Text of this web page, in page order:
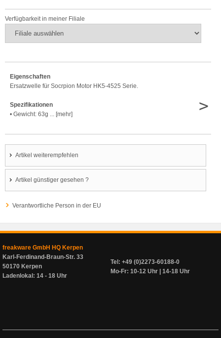
Verfügbarkeit in meiner Filiale
Eigenschaften
Ersatzwelle für Socrpion Motor HK5-4525 Serie.
Spezifikationen
• Gewicht: 63g ... [mehr]
>
Artikel weiterempfehlen
Artikel günstiger gesehen ?
Verantwortliche Person in der EU
freakware GmbH HQ Kerpen
Karl-Ferdinand-Braun-Str. 33
50170 Kerpen
Ladenlokal: 14 - 18 Uhr
Tel: +49 (0)2273-60188-0
Mo-Fr: 10-12 Uhr | 14-18 Uhr